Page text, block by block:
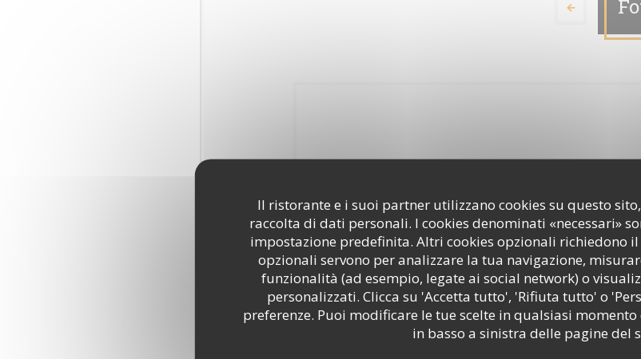
Il ristorante e i suoi partner utilizzano cookies su questo
raccolta di dati personali. I cookies denominati «necessari»
impostazione predefinita. Altri cookies opzionali richiedono il
opzionali servono per analizzare la tua navigazione,
funzionalità (ad esempio, legate ai social network) o
personalizzati. Clicca su 'Accetta tutto', 'Rifiuta tutto' o
preferenze. Puoi modificare le tue scelte in qualsiasi
in basso a sinistra delle pagine del
Terres Latines
Visita virtuale